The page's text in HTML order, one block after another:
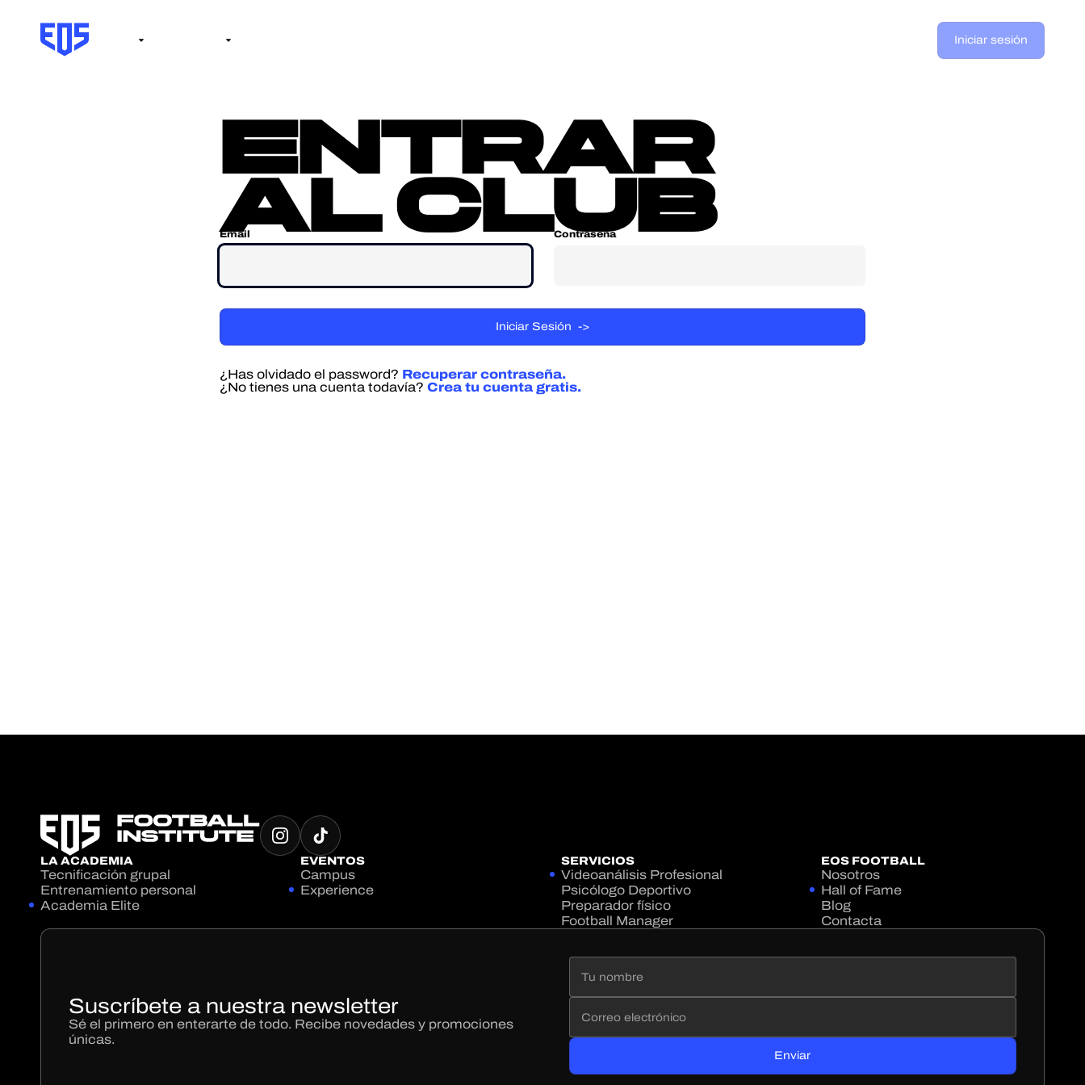
Iniciar sesión
entrar
al club
Email Contraseña
¿Has olvidado el password? Recuperar contraseña.
¿No tienes una cuenta todavía? Crea tu cuenta gratis.
LA ACADEMIA
Tecnificación grupal
Entrenamiento personal
Academia Elite
EVENTOS
Campus
Experience
SERVICIOS
Videoanálisis Profesional
Psicólogo Deportivo
Preparador físico
Football Manager
EOS FOOTBALL
Nosotros
Hall of Fame
Blog
Contacta
Suscríbete a nuestra newsletter
Sé el primero en enterarte de todo. Recibe novedades y promociones
únicas.